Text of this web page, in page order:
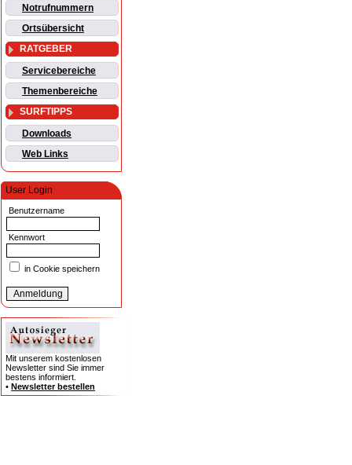
Notrufnummern
Ortsübersicht
RATGEBER
Servicebereiche
Themenbereiche
SURFTIPPS
Downloads
Web Links
User Login
Benutzername
Kennwort
in Cookie speichern
Mit unserem kostenlosen
Newsletter sind Sie immer
bestens informiert.
• Newsletter bestellen